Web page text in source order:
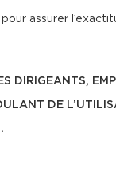
assurer
DIRIGEANTS,
DE